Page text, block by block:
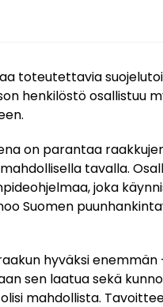
toteutettavia
henkilöstö osallistuu
on parantaa
tavalla.
joka
Suomen
hyväksi enemmän
sen laatua sekä
mahdollista.